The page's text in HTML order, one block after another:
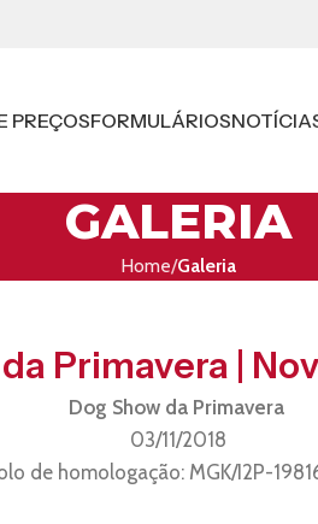
PREÇOSFORMULÁRIOS
GALERIA
Home Galeria
Primavera |
Dog Show da Primavera
03/11/2018
de homologação: MGK/I2P-